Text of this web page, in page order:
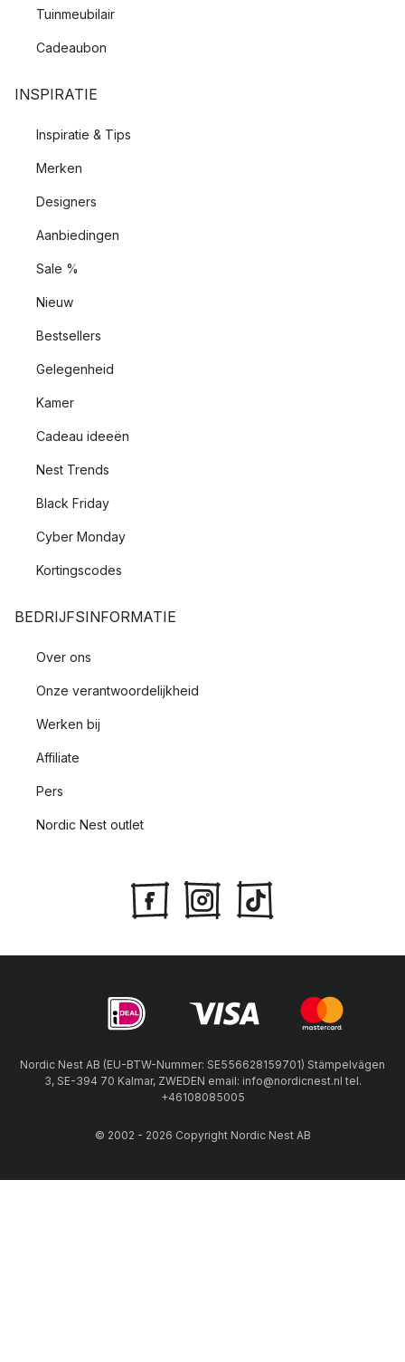
Tuinmeubilair
Cadeaubon
INSPIRATIE
Inspiratie & Tips
Merken
Designers
Aanbiedingen
Sale %
Nieuw
Bestsellers
Gelegenheid
Kamer
Cadeau ideeën
Nest Trends
Black Friday
Cyber Monday
Kortingscodes
BEDRIJFSINFORMATIE
Over ons
Onze verantwoordelijkheid
Werken bij
Affiliate
Pers
Nordic Nest outlet
Nordic Nest AB (EU-BTW-Nummer: SE556628159701) Stämpelvägen
3, SE-394 70 Kalmar, ZWEDEN email: info@nordicnest.nl tel.
+46108085005
© 2002 - 2026 Copyright Nordic Nest AB